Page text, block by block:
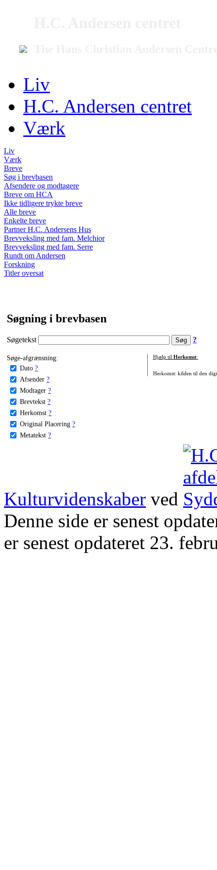
Liv
H.C. Andersen centret
Værk
Liv
Værk
Breve
Søg i brevbasen
Afsendere og modtagere
Breve om HCA
Ikke tidligere trykte breve
Alle breve
Enkelte breve
Partner H.C. Andersens Hus
Brevveksling med fam. Melchior
Brevveksling med fam. Serre
Rundt om Andersen
Forskning
Titler oversat
Søgning i brevbasen
Søgetekst ?
Søge-afgrænsning:
Dato ?
Afsender ?
Modtager ?
Brevtekst ?
Herkomst ?
Original Placering ?
Metatekst ?
Hjælp til Herkomst:
Herkomst: kilden til den
Kulturvidenskaber ved
Denne side er senest
er senest opdateret 23.